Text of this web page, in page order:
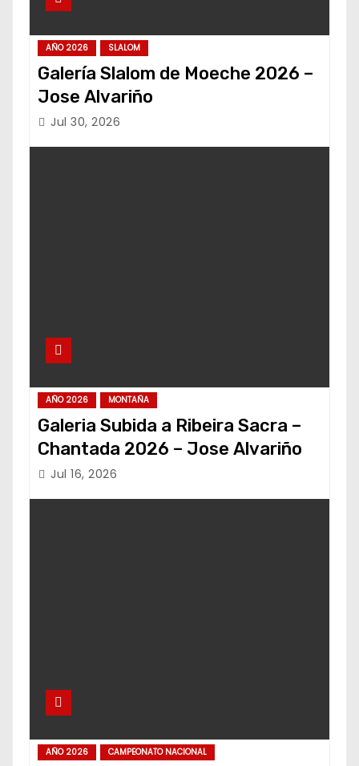
AÑO 2026 SLALOM
Galería Slalom de Moeche 2026 –
Jose Alvariño
Jul 30, 2026
AÑO 2026 MONTAÑA
Galeria Subida a Ribeira Sacra –
Chantada 2026 – Jose Alvariño
Jul 16, 2026
AÑO 2026 CAMPEONATO NACIONAL